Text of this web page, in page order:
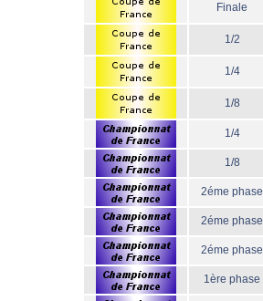
Finale
1/2
1/4
1/8
1/4
1/8
2éme phase
2éme phase
2éme phase
1ère phase